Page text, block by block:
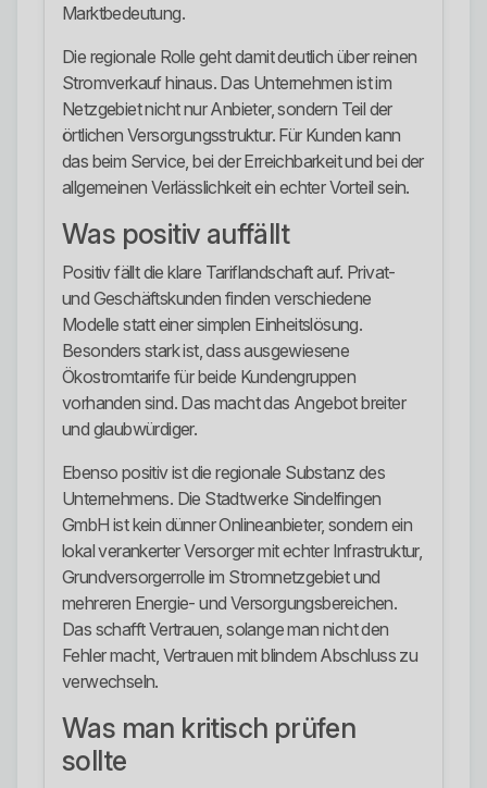
Marktbedeutung.
Die regionale Rolle geht damit deutlich über reinen
Stromverkauf hinaus. Das Unternehmen ist im
Netzgebiet nicht nur Anbieter, sondern Teil der
örtlichen Versorgungsstruktur. Für Kunden kann
das beim Service, bei der Erreichbarkeit und bei der
allgemeinen Verlässlichkeit ein echter Vorteil sein.
Was positiv auffällt
Positiv fällt die klare Tariflandschaft auf. Privat-
und Geschäftskunden finden verschiedene
Modelle statt einer simplen Einheitslösung.
Besonders stark ist, dass ausgewiesene
Ökostromtarife für beide Kundengruppen
vorhanden sind. Das macht das Angebot breiter
und glaubwürdiger.
Ebenso positiv ist die regionale Substanz des
Unternehmens. Die Stadtwerke Sindelfingen
GmbH ist kein dünner Onlineanbieter, sondern ein
lokal verankerter Versorger mit echter Infrastruktur,
Grundversorgerrolle im Stromnetzgebiet und
mehreren Energie- und Versorgungsbereichen.
Das schafft Vertrauen, solange man nicht den
Fehler macht, Vertrauen mit blindem Abschluss zu
verwechseln.
Was man kritisch prüfen
sollte